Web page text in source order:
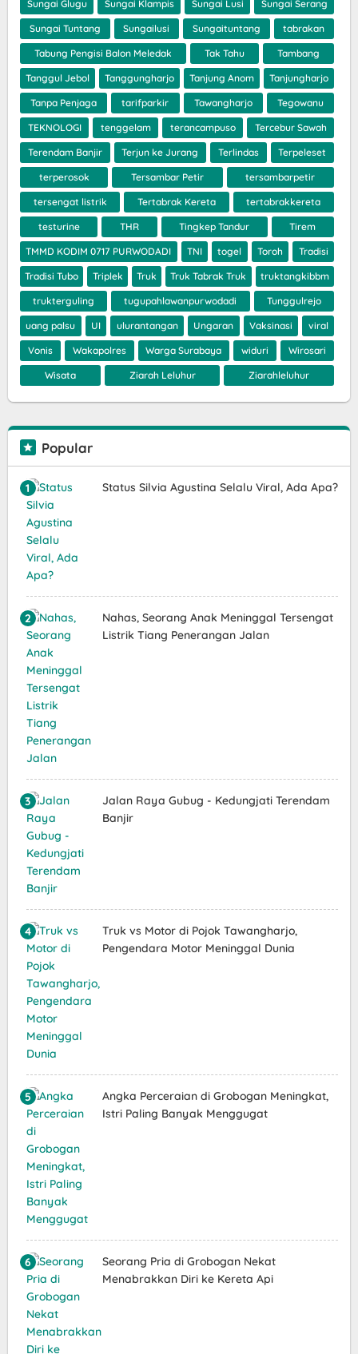
Sungai Glugu Sungai Klampis Sungai Lusi Sungai Serang
Sungai Tuntang Sungailusi Sungaituntang tabrakan
Tabung Pengisi Balon Meledak Tak Tahu Tambang
Tanggul Jebol Tanggungharjo Tanjung Anom Tanjungharjo
Tanpa Penjaga tarifparkir Tawangharjo Tegowanu
TEKNOLOGI tenggelam terancampuso Tercebur Sawah
Terendam Banjir Terjun ke Jurang Terlindas Terpeleset
terperosok Tersambar Petir tersambarpetir
tersengat listrik Tertabrak Kereta tertabrakkereta
testurine THR Tingkep Tandur Tirem
TMMD KODIM 0717 PURWODADI TNI togel Toroh Tradisi
Tradisi Tubo Triplek Truk Truk Tabrak Truk truktangkibbm
trukterguling tugupahlawanpurwodadi Tunggulrejo
uang palsu UI ulurantangan Ungaran Vaksinasi viral
Vonis Wakapolres Warga Surabaya widuri Wirosari
Wisata Ziarah Leluhur Ziarahleluhur
Popular
Status Silvia Agustina Selalu Viral, Ada Apa?
Nahas, Seorang Anak Meninggal Tersengat
Listrik Tiang Penerangan Jalan
Jalan Raya Gubug - Kedungjati Terendam
Banjir
Truk vs Motor di Pojok Tawangharjo,
Pengendara Motor Meninggal Dunia
Angka Perceraian di Grobogan Meningkat,
Istri Paling Banyak Menggugat
Seorang Pria di Grobogan Nekat
Menabrakkan Diri ke Kereta Api